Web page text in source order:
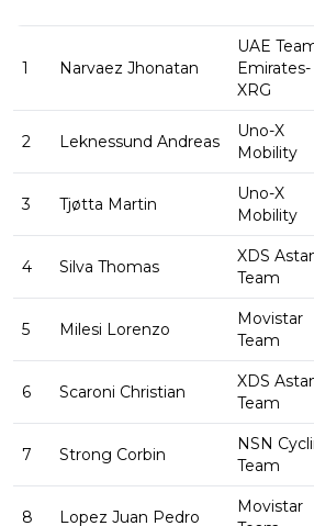
1 Narvaez Jhonatan
UAE
Emirates-
XRG
2 Leknessund Andreas
Uno-X
Mobility
3 Tjøtta Martin
Uno-X
Mobility
4 Silva Thomas
XDS
Team
5 Milesi Lorenzo
Movistar
Team
6 Scaroni Christian
XDS
Team
7 Strong Corbin
NSN
Team
8 Lopez Juan Pedro
Movistar